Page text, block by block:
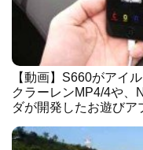
【動画】S660がアイ
クラーレンMP4/4や、
ダが開発したお遊びア